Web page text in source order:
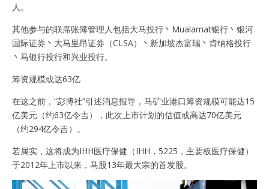
人。
其他参与的联席账簿管理人包括大马投行丶Mualamat银行丶银河
国际证券丶大马里昂证券（CLSA）丶新加坡杰富瑞丶肯纳格投行
丶马银行投行和兴业投行。
筹资规模或达63亿
在这之前，“彭博社”引述消息报导，马矿业港口筹资规模可能达15
亿美元（约63亿令吉），此次上市计划的估值或高达70亿美元
（约294亿令吉）。
若属实，这将成为IHH医疗保健（IHH，5225，主要板医疗保健）
于2012年上市以来，马股13年最大宗的首发股。